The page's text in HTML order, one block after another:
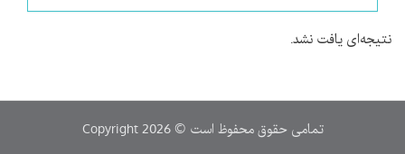
نتیجه‌ای یافت نشد.
Copyright 2026 © تمامی حقوق محفوظ است